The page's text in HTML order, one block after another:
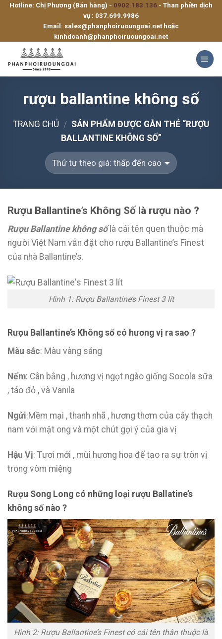
SkipHotline: Chị Phương (Bán hàng) - 0902.183.136 - Than phiền dịch
vụ : 037.699.9986
Email: sales@phanphoiruoungoai.net hoặc
kinhdoanh@phanphoiruoungoai.net
rượu ballantine không số
TRANG CHỦ / SẢN PHẨM ĐƯỢC GẮN THẺ “RƯỢU
BALLANTINE KHÔNG SỐ”
Rượu Ballantine’s Không Số là rượu nào ?
Rượu Ballantine không sốlà cái tên quen thuộc mà
người Việt Nam vẫn đặt cho rượu Ballantine’s Finest
của nhà Ballantine’s.
Hình 1: Rượu Ballantine’s Finest 3 lít
Rượu Ballantine’s Không số có hương vị ra sao ?
Màu sắc: Màu vàng sáng
Nếm: Cân bằng , hương vị ngọt ngào giống Socola sữa
, táo đỏ , và Vanila
Ngửi:Mềm mại , thanh nhã , hương thơm của cây thạch
nam với mật ong và một chút gợi ý của gia vị
Hậu Vị: Tươi mới , mùi hương hoa để tạo ra sự tròn vị
trong vòm miệng
Rượu Song Long có những loại rượu Ballatine’s
không số nào ?
Hình 2: Rượu Ballantine’s Finest có cái tên thân thuộc là